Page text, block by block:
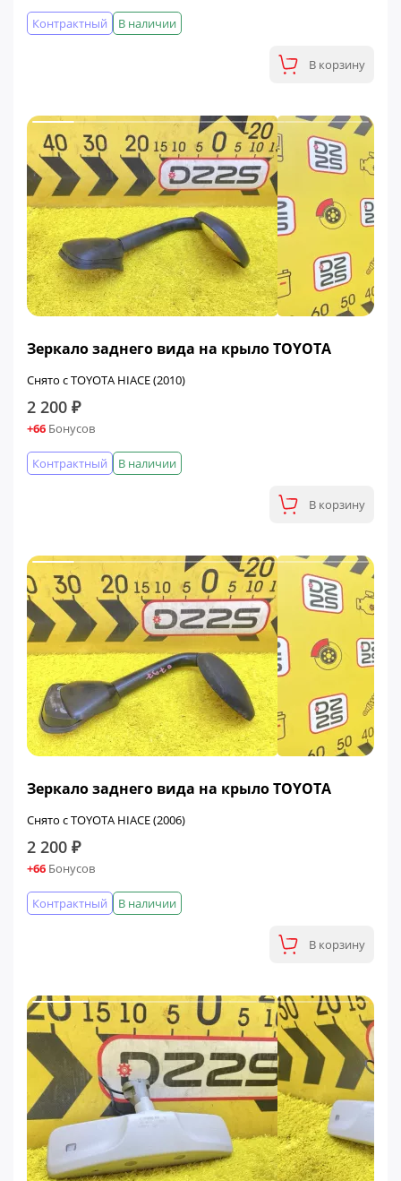
В наличии
Контрактный
В корзину
Зеркало заднего вида на крыло TOYOTA
Снято с TOYOTA HIACE (2010)
2 200 ₽
+66 Бонусов
В наличии
Контрактный
В корзину
Зеркало заднего вида на крыло TOYOTA
Снято с TOYOTA HIACE (2006)
2 200 ₽
+66 Бонусов
В наличии
Контрактный
В корзину